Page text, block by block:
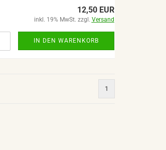
12,50 EUR
inkl. 19% MwSt. zzgl. Versand
IN DEN WARENKORB
1